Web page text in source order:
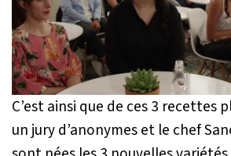
C’est ainsi que de ces 3 recettes
un jury d’anonymes et le chef